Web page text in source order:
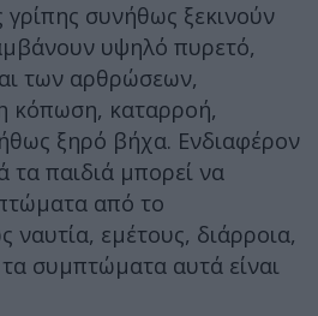
συνήθως ξεκινούν
υψηλό πυρετό,
των αρθρώσεων,
κόπωση, καταρροή,
ξηρό βήχα. Ενδιαφέρον
τα παιδιά μπορεί να
από το
ναυτία, εμέτους, διάρροια,
συμπτώματα αυτά είναι